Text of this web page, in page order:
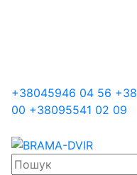
+38045946 04 56 +38
00 +38095541 02 09